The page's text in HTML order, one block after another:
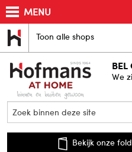
MENU
Toon alle shops
BEL
We
Bekijk onze